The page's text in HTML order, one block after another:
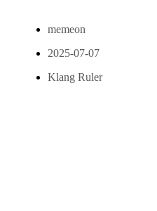
memeon
2025-07-07
Klang Ruler